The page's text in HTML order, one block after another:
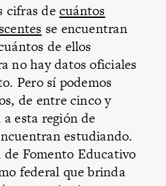
cifras decuántos
se encuentran
de ellos
no hay datos oficiales
Pero sí podemos
de entre cinco y
esta región de
estudiando.
Fomento Educativo
federal que brinda